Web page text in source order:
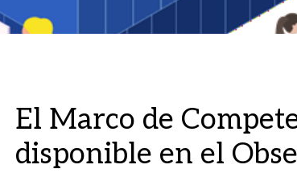
El Marco de
disponible en el